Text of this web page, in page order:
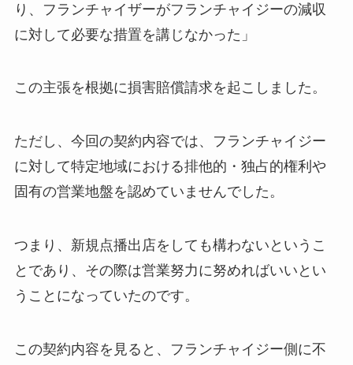
り、フランチャイザーがフランチャイジーの減収
に対して必要な措置を講じなかった」
この主張を根拠に損害賠償請求を起こしました。
ただし、今回の契約内容では、フランチャイジー
に対して特定地域における排他的・独占的権利や
固有の営業地盤を認めていませんでした。
つまり、新規点播出店をしても構わないというこ
とであり、その際は営業努力に努めればいいとい
うことになっていたのです。
この契約内容を見ると、フランチャイジー側に不